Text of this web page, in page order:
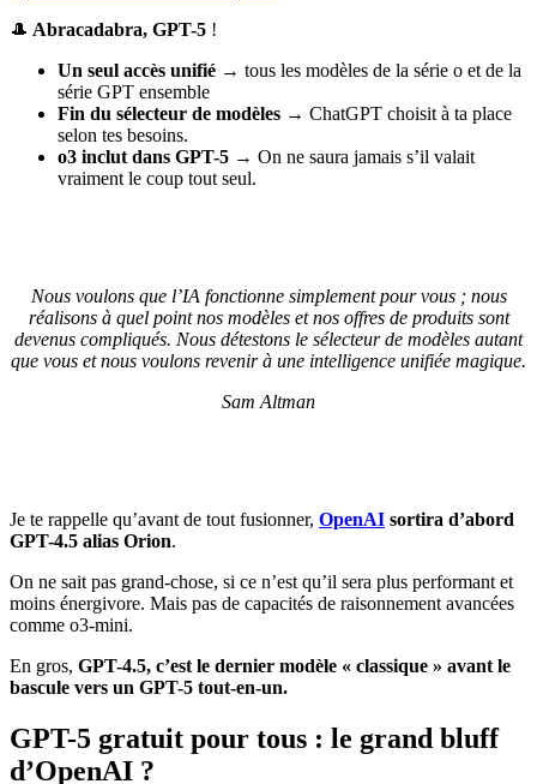
🎩 Abracadabra, GPT-5 !
Un seul accès unifié → tous les modèles de la série o et de la
série GPT ensemble
Fin du sélecteur de modèles → ChatGPT choisit à ta place
selon tes besoins.
o3 inclut dans GPT-5 → On ne saura jamais s’il valait
vraiment le coup tout seul.
Nous voulons que l’IA fonctionne simplement pour vous ; nous
réalisons à quel point nos modèles et nos offres de produits sont
devenus compliqués. Nous détestons le sélecteur de modèles autant
que vous et nous voulons revenir à une intelligence unifiée magique.
Sam Altman
Je te rappelle qu’avant de tout fusionner, OpenAI sortira d’abord
GPT-4.5 alias Orion.
On ne sait pas grand-chose, si ce n’est qu’il sera plus performant et
moins énergivore. Mais pas de capacités de raisonnement avancées
comme o3-mini.
En gros, GPT-4.5, c’est le dernier modèle « classique » avant le
bascule vers un GPT-5 tout-en-un.
GPT-5 gratuit pour tous : le grand bluff
d’OpenAI ?